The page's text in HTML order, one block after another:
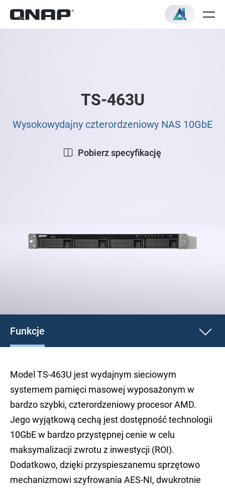
TS-463U
Wysokowydajny czterordzeniowy NAS 10GbE
Pobierz specyfikację
Funkcje
Model TS-463U jest wydajnym sieciowym
systemem pamięci masowej wyposażonym w
bardzo szybki, czterordzeniowy procesor AMD.
Jego wyjątkową cechą jest dostępność technologii
10GbE w bardzo przystępnej cenie w celu
maksymalizacji zwrotu z inwestycji (ROI).
Dodatkowo, dzięki przyspieszanemu sprzętowo
mechanizmowi szyfrowania AES-NI, dwukrotnie